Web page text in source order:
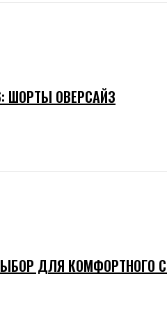
ШОРТЫ ОВЕРСАЙЗ
ДЛЯ КОМФОРТНОГО